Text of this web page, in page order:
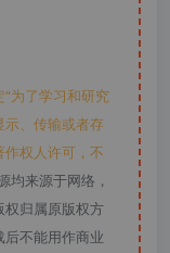
为了学习和研究
示、传输或者存
权人许可，不
均来源于网络，
权归属原版权方
不能用作商业